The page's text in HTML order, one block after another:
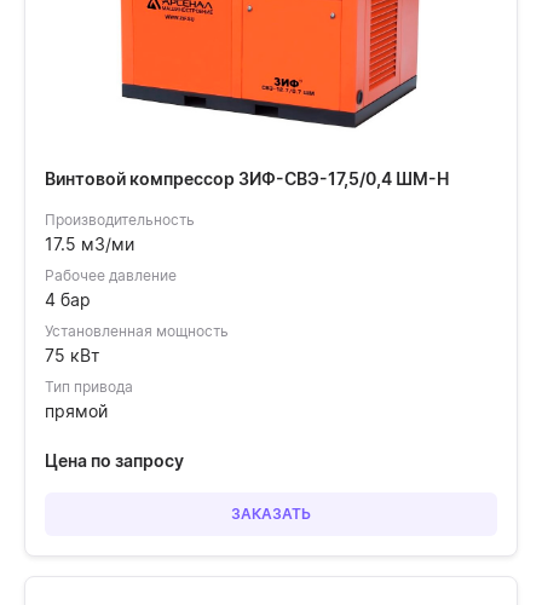
Винтовой компрессор ЗИФ-СВЭ-17,5/0,4 ШМ-Н
Производительность
17.5 м3/ми
Рабочее давление
4 бар
Установленная мощность
75 кВт
Тип привода
прямой
Цена по запросу
ЗАКАЗАТЬ